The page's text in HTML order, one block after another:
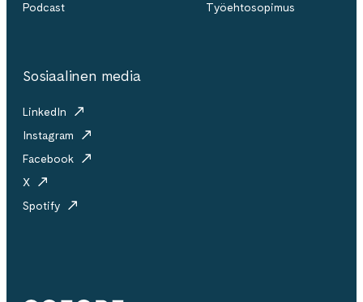
Podcast
Työehtosopimus
Sosiaalinen media
LinkedIn
Instagram
Facebook
X
Spotify